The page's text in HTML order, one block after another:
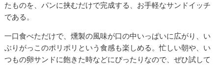
たものを、パンに挟むだけで完成する、お手軽なサンドイッチ
である。
一口食べただけで、燻製の風味が口の中いっぱいに広がり、い
ぶりがっこのポリポリという食感も楽しめる。忙しい朝や、い
つもの卵サンドに飽きた時などにぴったりなので、ぜひ試して